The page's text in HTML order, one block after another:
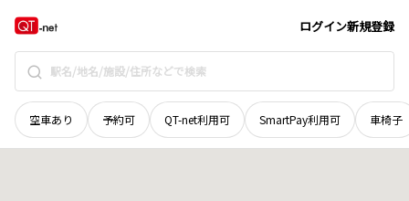
ログイン新規登録
空車あり 予約可 QT-net利用可 SmartPay利用可 車椅子
福井県